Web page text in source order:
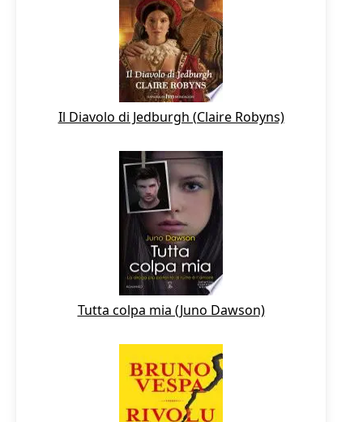
Il Diavolo di Jedburgh (Claire Robyns)
Tutta colpa mia (Juno Dawson)